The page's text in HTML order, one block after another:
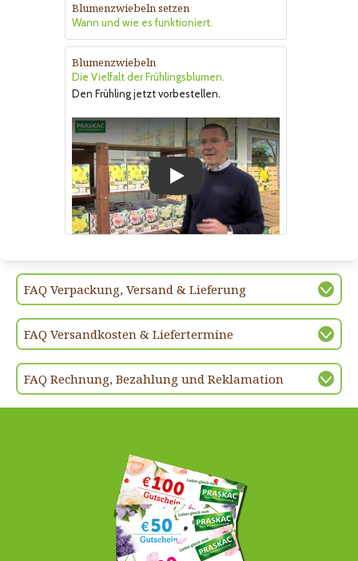
Blumenzwiebeln setzen
Wann und wie es funktioniert.
Blumenzwiebeln
Die Vielfalt der Frühlingsblumen.
Den Frühling jetzt vorbestellen.
FAQ Verpackung, Versand & Lieferung
FAQ Versandkosten & Liefertermine
FAQ Rechnung, Bezahlung und Reklamation